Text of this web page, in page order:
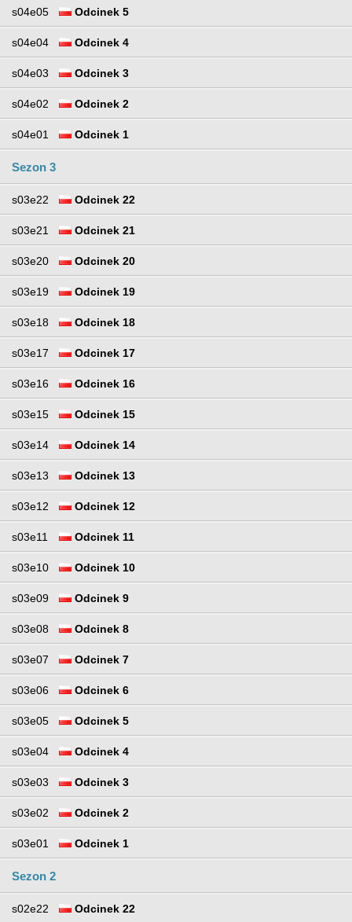
s04e05 Odcinek 5
s04e04 Odcinek 4
s04e03 Odcinek 3
s04e02 Odcinek 2
s04e01 Odcinek 1
Sezon 3
s03e22 Odcinek 22
s03e21 Odcinek 21
s03e20 Odcinek 20
s03e19 Odcinek 19
s03e18 Odcinek 18
s03e17 Odcinek 17
s03e16 Odcinek 16
s03e15 Odcinek 15
s03e14 Odcinek 14
s03e13 Odcinek 13
s03e12 Odcinek 12
s03e11 Odcinek 11
s03e10 Odcinek 10
s03e09 Odcinek 9
s03e08 Odcinek 8
s03e07 Odcinek 7
s03e06 Odcinek 6
s03e05 Odcinek 5
s03e04 Odcinek 4
s03e03 Odcinek 3
s03e02 Odcinek 2
s03e01 Odcinek 1
Sezon 2
s02e22 Odcinek 22